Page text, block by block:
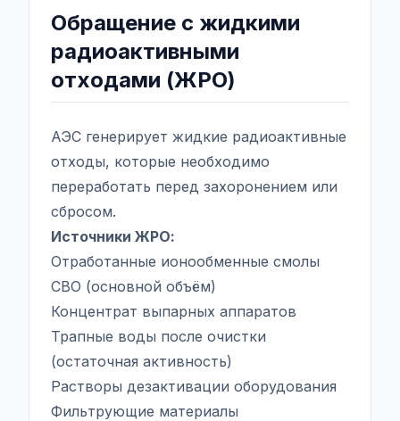
Обращение с жидкими
радиоактивными
отходами (ЖРО)
АЭС генерирует жидкие радиоактивные
отходы, которые необходимо
переработать перед захоронением или
сбросом.
Источники ЖРО:
Отработанные ионообменные смолы
СВО (основной объём)
Концентрат выпарных аппаратов
Трапные воды после очистки
(остаточная активность)
Растворы дезактивации оборудования
Фильтрующие материалы